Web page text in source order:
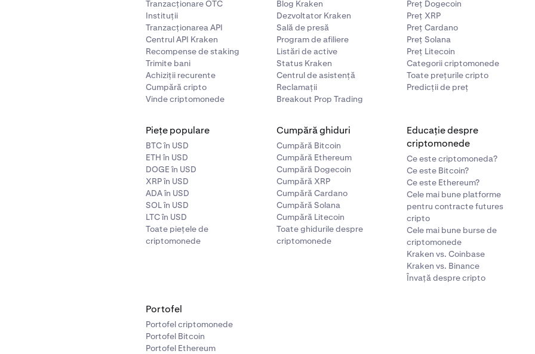
Cum să găsiți informațiile contului dvs. bancar canadian
Selectați un cont bancar pentru retragere.- Introduceți suma de
Retrageți CAD.- Confirmați retragerea. - Retragerile
ar trebui să ajungă în contul dvs. bancar în termen de
două până la cinci
Tranzacționare OTC
Instituții
Tranzacționarea API
Centrul API Kraken
Recompense de staking
Trimite bani
Achiziții recurente
Cumpără cripto
Vinde criptomonede
Blog Kraken
Dezvoltator Kraken
Sală de presă
Program de afiliere
Listări de active
Status Kraken
Centrul de asistență
Reclamații
Breakout Prop Trading
Preț Dogecoin
Preț XRP
Preț Cardano
Preț Solana
Preț Litecoin
Categorii criptomonede
Toate prețurile cripto
Predicții de preț
Piețe populare
BTC în USD
ETH în USD
DOGE în USD
XRP în USD
ADA în USD
SOL în USD
LTC în USD
Toate piețele de
criptomonede
Cumpără ghiduri
Cumpără Bitcoin
Cumpără Ethereum
Cumpără Dogecoin
Cumpără XRP
Cumpără Cardano
Cumpără Solana
Cumpără Litecoin
Toate ghidurile despre
criptomonede
Educație despre
criptomonede
Ce este criptomoneda?
Ce este Bitcoin?
Ce este Ethereum?
Cele mai bune platforme
pentru contracte futures
cripto
Cele mai bune burse de
criptomonede
Kraken vs. Coinbase
Kraken vs. Binance
Învață despre cripto
Portofel
Portofel criptomonede
Portofel Bitcoin
Portofel Ethereum